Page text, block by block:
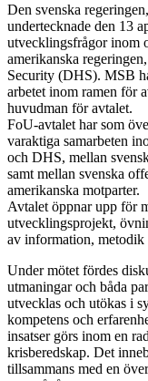
Den svenska
undertecknade den 13
utvecklingsfrågor inom
amerikanska
Security (DHS). MSB
arbetet inom ramen för
huvudman för avtalet.
FoU-avtalet har som
varaktiga samarbeten
och DHS, mellan
samt mellan svenska
amerikanska motparter.
Avtalet öppnar upp för
utvecklingsprojekt,
av information, metodik
Under mötet fördes
utmaningar och båda
utvecklas och utökas i
kompetens och
insatser görs inom en
krisberedskap. Det
tillsammans med en